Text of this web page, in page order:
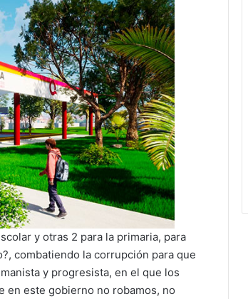
y otras 2 para la primaria, para
combatiendo la corrupción para que
y progresista, en el que los
en este gobierno no robamos, no